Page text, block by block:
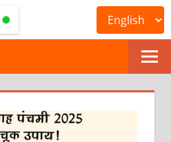
ONLINE
ASTROLOGICAL
JOURNAL